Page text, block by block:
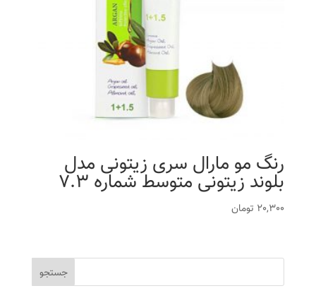
رنگ مو مارال سری زیتونی مدل
بلوند زیتونی متوسط شماره 7.3
20,300 تومان